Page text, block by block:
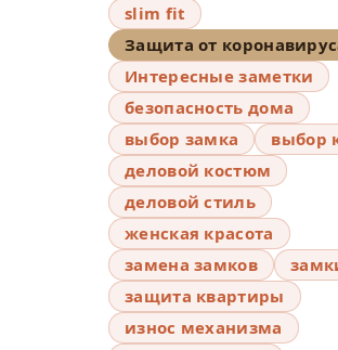
slim fit
Защита от
Интересные заметки
безопасность дома
выбор замка
выбор
деловой костюм
деловой стиль
женская красота
замена замков
защита квартиры
износ механизма